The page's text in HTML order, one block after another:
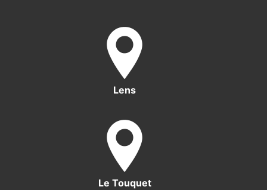
Lens
Le Touquet